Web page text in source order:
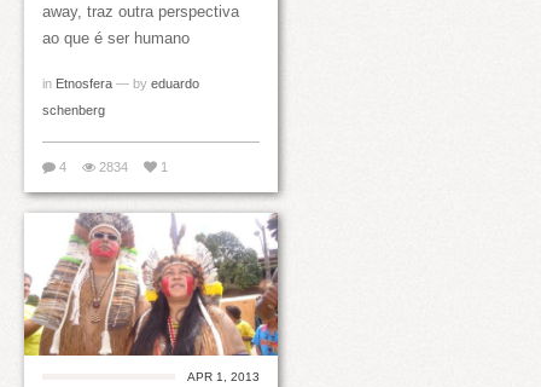
away, traz outra perspectiva
ao que é ser humano
in Etnosfera — by eduardo
schenberg
4 2834 1
APR 1, 2013